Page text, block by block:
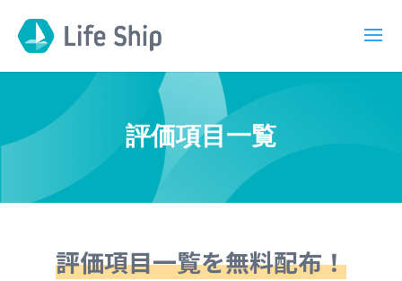
評価項目一覧
評価項目一覧を無料配布！